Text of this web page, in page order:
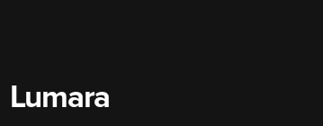
Lumara